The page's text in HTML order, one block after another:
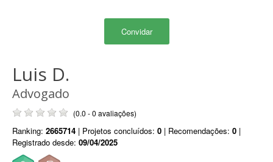
Convidar
Luis D.
Advogado
(0.0 - 0 avaliações)
Ranking: 2665714 | Projetos concluídos: 0 | Recomendações: 0 |
Registrado desde: 09/04/2025